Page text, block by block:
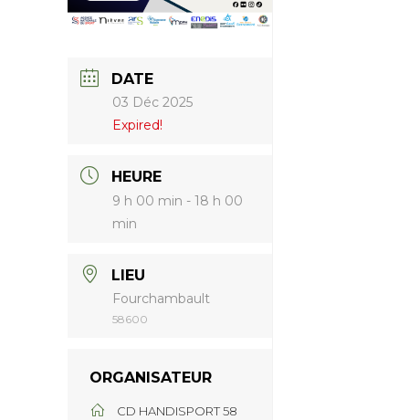
DATE
03 Déc 2025
Expired!
HEURE
9 h 00 min - 18 h 00
min
LIEU
Fourchambault
58600
ORGANISATEUR
CD HANDISPORT 58